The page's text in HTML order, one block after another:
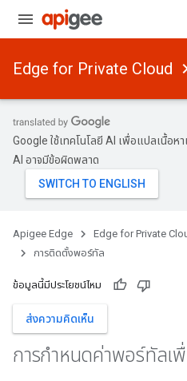
Edge for Private Cloud
Google ใช้เทคโนโลยี AI เพื่อแปลเนื้อ
AI อาจมีข้อผิดพลาด
Apigee Edge Edge for Private
การติดตั้งพอร์ทัล
ข้อมูลนี้มีประโยชน์ไหม
ส่งความคิดเห็น
การกําหนดค่าพอร์ทัลเ